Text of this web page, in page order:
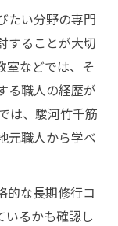
たい分野の専門
することが大切
室などでは、そ
る職人の経歴が
は、駿河竹千筋
元職人から学べ
的な長期修行コ
いるかも確認し